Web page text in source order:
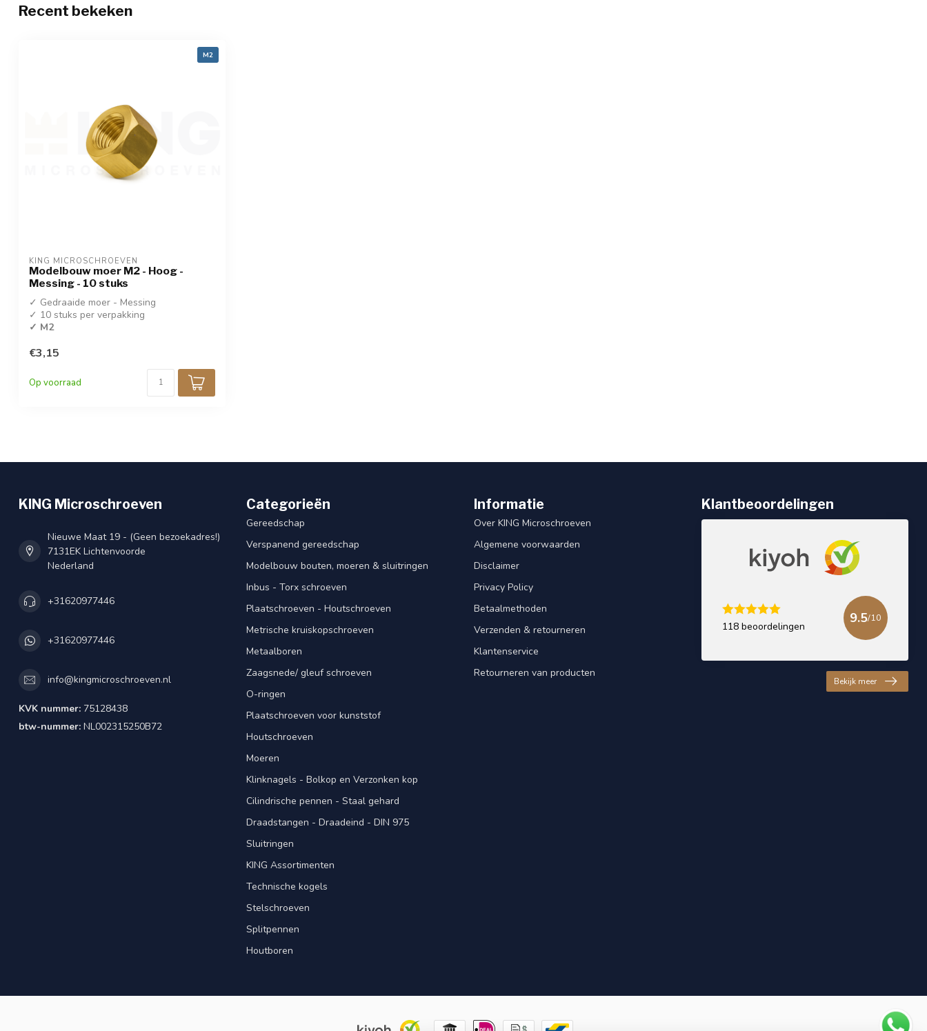
Recent bekeken
M2
KING MICROSCHROEVEN
Modelbouw moer M2 - Hoog -
Messing - 10 stuks
✓ Gedraaide moer - Messing
✓ 10 stuks per verpakking
✓ M2
€3,15
Op voorraad
KING Microschroeven
Nieuwe Maat 19 - (Geen bezoekadres!)
7131EK Lichtenvoorde
Nederland
+31620977446
+31620977446
info@kingmicroschroeven.nl
KVK nummer: 75128438
btw-nummer: NL002315250B72
Categorieën
Gereedschap
Verspanend gereedschap
Modelbouw bouten, moeren & sluitringen
Inbus - Torx schroeven
Plaatschroeven - Houtschroeven
Metrische kruiskopschroeven
Metaalboren
Zaagsnede/ gleuf schroeven
O-ringen
Plaatschroeven voor kunststof
Houtschroeven
Moeren
Klinknagels - Bolkop en Verzonken kop
Cilindrische pennen - Staal gehard
Draadstangen - Draadeind - DIN 975
Sluitringen
KING Assortimenten
Technische kogels
Stelschroeven
Splitpennen
Houtboren
Informatie
Over KING Microschroeven
Algemene voorwaarden
Disclaimer
Privacy Policy
Betaalmethoden
Verzenden & retourneren
Klantenservice
Retourneren van producten
Klantbeoordelingen
118 beoordelingen
9.5/10
Bekijk meer